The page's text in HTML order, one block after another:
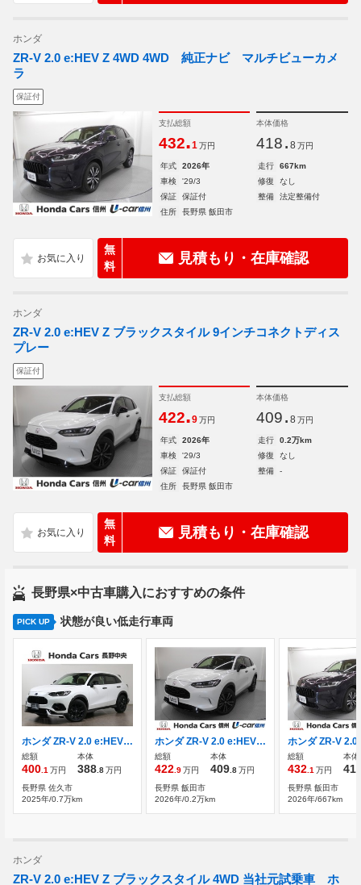
ホンダ
ZR-V 2.0 e:HEV Z 4WD 4WD 純正ナビ マルチビューカメ
ラ
保証付
支払総額
432.1 万円
本体価格
418. 8 万円
年式 2026年 走行
667km
車検
'29/3 修復
なし
保証
保証付 整備
法定整備付
住所
長野県 飯田市
無
料
見積もり・在庫確認
ホンダ
ZR-V 2.0 e:HEV Z ブラックスタイル 9インチコネクトディス
プレー
保証付
支払総額
422.9 万円
本体価格
409. 8 万円
年式 2026年 走行
0.2万km
車検
'29/3 修復
なし
保証
保証付 整備
-
住所
長野県 飯田市
無
料
見積もり・在庫確認
長野県×中古車購入におすすめの条件
PICK UP 状態が良い低走行車両
ホンダ ZR-V 2.0 e:HEV Z ブラックスタイル コネクトディスプレー フルセグ
総額
400 .1 万円
本体
388 .8万円
長野県 佐久市
2025年/0.7万km
ホンダ ZR-V 2.0 e:HEV Z ブラックスタイル 9インチコネクトディスプレー
総額
422 .9万円
本体
409 .8万円
長野県 飯田市
2026年/0.2万km
総額
432 .1 万円
本体
長野県 飯田市
2026年/667km
ホンダ
ZR-V 2.0 e:HEV Z ブラックスタイル 4WD 当社元試乗車 ホ